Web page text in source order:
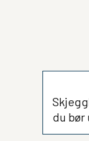
du bør